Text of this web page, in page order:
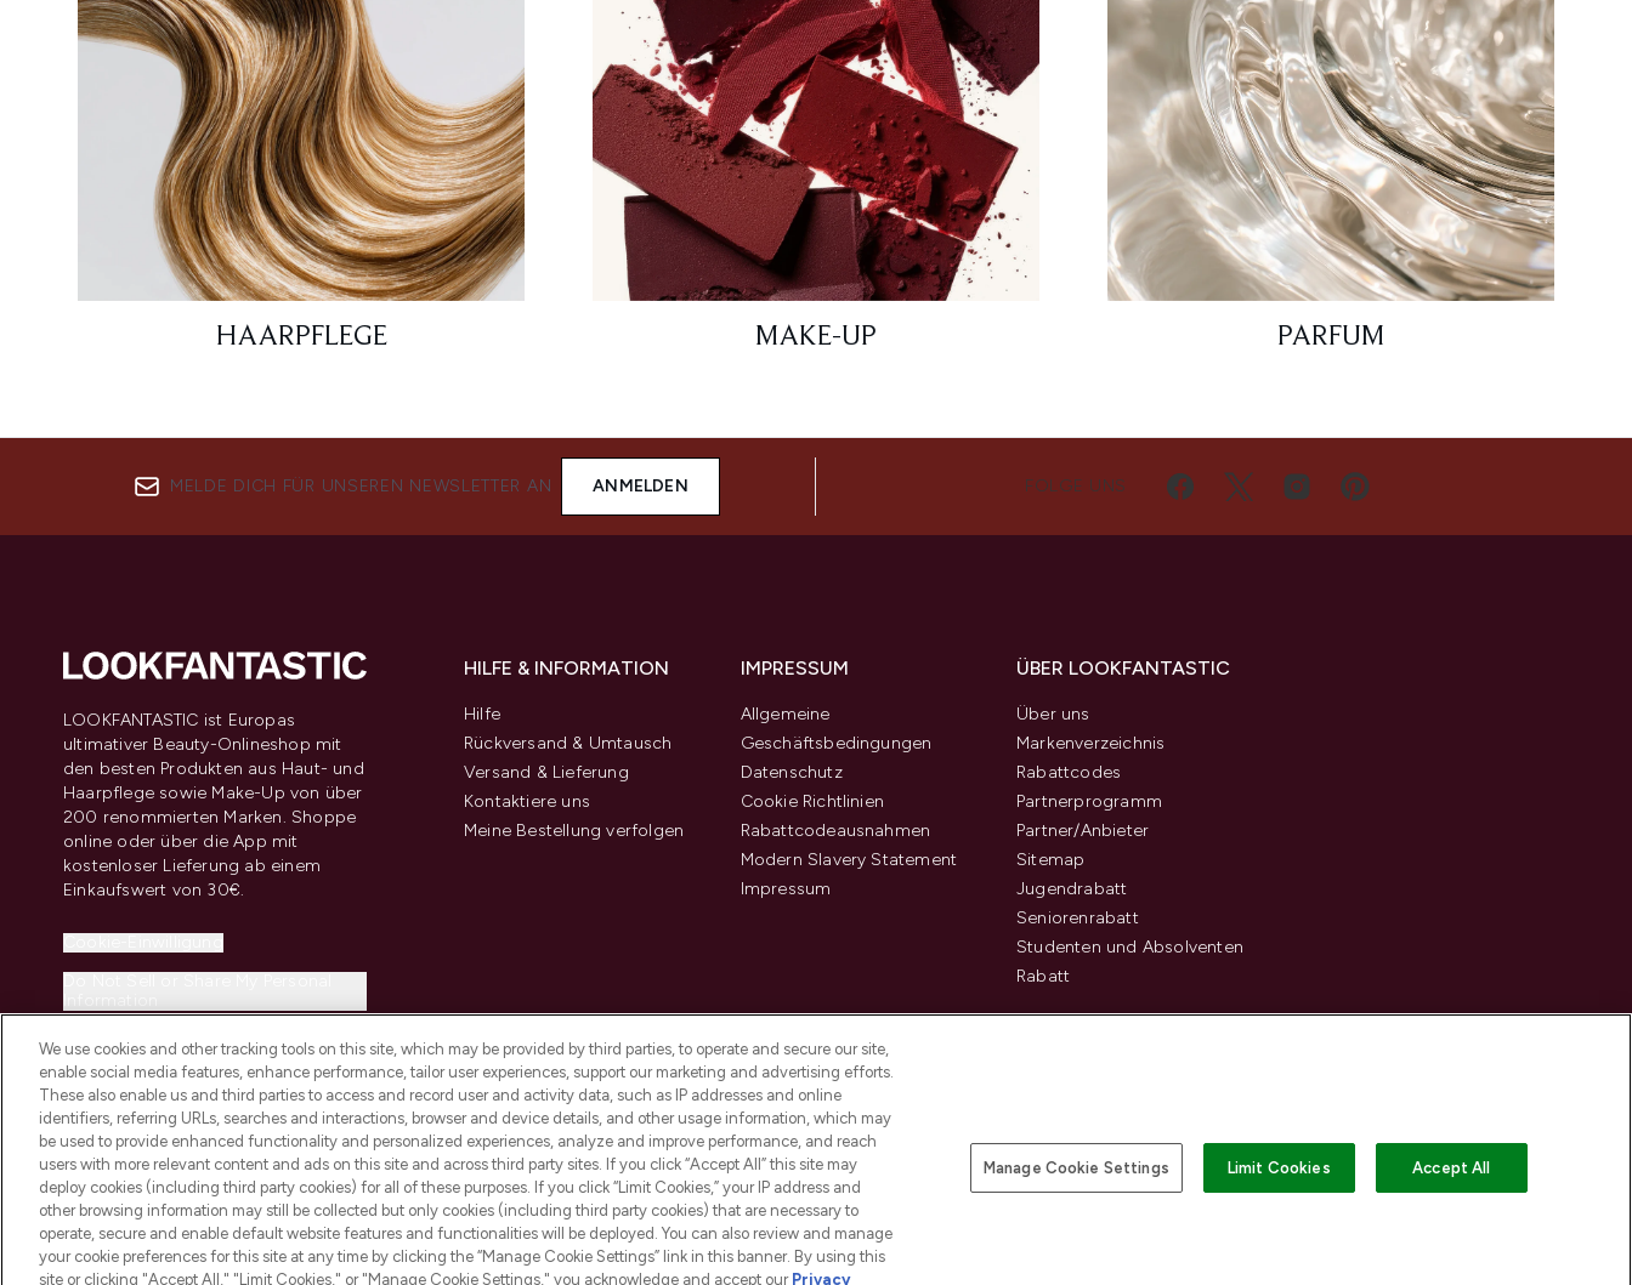
HAARPFLEGE MAKE-UP PARFUM
MELDE DICH FÜR UNSEREN NEWSLETTER AN ANMELDEN FOLGE UNS
LOOKFANTASTIC ist Europas
ultimativer Beauty-Onlineshop mit
den besten Produkten aus Haut- und
Haarpflege sowie Make-Up von über
200 renommierten Marken. Shoppe
online oder über die App mit
kostenloser Lieferung ab einem
Einkaufswert von 30€.
HILFE & INFORMATION
Hilfe
Rückversand & Umtausch
Versand & Lieferung
Kontaktiere uns
Meine Bestellung verfolgen
IMPRESSUM
Allgemeine
Geschäftsbedingungen
Datenschutz
Cookie Richtlinien
Rabattcodeausnahmen
Modern Slavery Statement
Impressum
ÜBER LOOKFANTASTIC
Über uns
Markenverzeichnis
Rabattcodes
Partnerprogramm
Partner/Anbieter
Sitemap
Jugendrabatt
Seniorenrabatt
Studenten und Absolventen
Rabatt
2026 THG Beauty Europe GmbH Maximilianstrasse 54 80538 Munich Pay Securely With
We use cookies and other tracking tools on this site, which may be provided by third parties, to operate and secure our site,
enable social media features, enhance performance, tailor user experiences, support our marketing and advertising efforts.
These also enable us and third parties to access and record user and activity data, such as IP addresses and online
identifiers, referring URLs, searches and interactions, browser and device details, and other usage information, which may
be used to provide enhanced functionality and personalized experiences, analyze and improve performance, and reach
users with more relevant content and ads on this site and across third party sites. If you click “Accept All” this site may
deploy cookies (including third party cookies) for all of these purposes. If you click “Limit Cookies,” your IP address and
other browsing information may still be collected but only cookies (including third party cookies) that are necessary to
operate, secure and enable default website features and functionalities will be deployed. You can also review and manage
your cookie preferences for this site at any time by clicking the “Manage Cookie Settings” link in this banner. By using this
site or clicking "Accept All," "Limit Cookies," or "Manage Cookie Settings," you acknowledge and accept our Privacy
Manage Cookie Settings Limit Cookies Accept All